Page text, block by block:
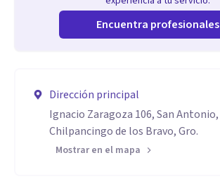
Encuentra profesionales
Dirección principal
Ignacio Zaragoza 106, San Antonio,
Chilpancingo de los Bravo, Gro.
Mostrar en el mapa